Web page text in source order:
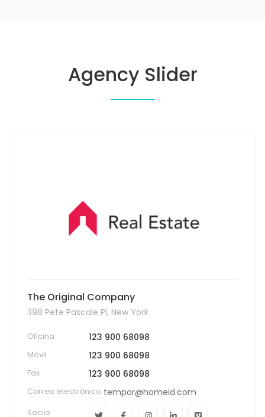
Agency Slider
398 Pete Pascale Pl, New York
123 900 68098
Social